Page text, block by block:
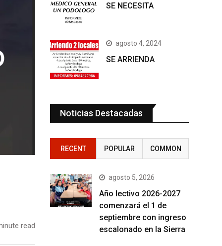
read
SE NECESITA
agosto 4, 2024
SE ARRIENDA
Noticias Destacadas
RECENT POPULAR COMMON
agosto 5, 2026
Año lectivo 2026-2027
comenzará el 1 de
septiembre con ingreso
escalonado en la Sierra